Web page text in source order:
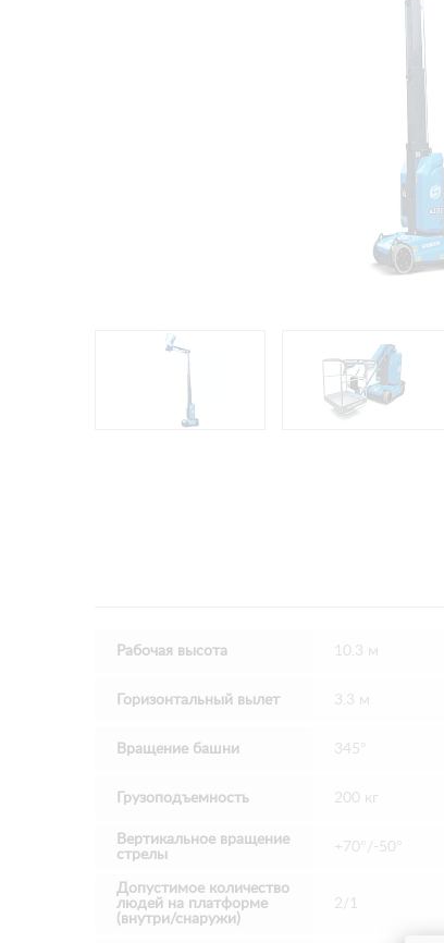
Рабочая высота 10.3 м
Горизонтальный вылет 3.3 м
Вращение башни 345°
Грузоподъемность 200 кг
Вертикальное вращение
стрелы
+70°/-50°
Допустимое количество
людей на платформе
(внутри/снаружи)
2/1